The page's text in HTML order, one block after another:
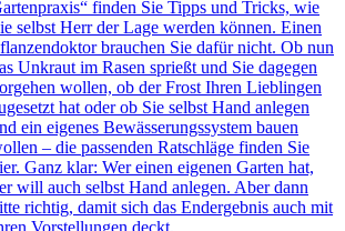
finden Sie Tipps und Tricks, wie
selbst Herr der Lage werden können. Einen
brauchen Sie dafür nicht. Ob nun
Unkraut im Rasen sprießt und Sie dagegen
wollen, ob der Frost Ihren Lieblingen
hat oder ob Sie selbst Hand anlegen
ein eigenes Bewässerungssystem bauen
– die passenden Ratschläge finden Sie
Ganz klar: Wer einen eigenen Garten hat,
will auch selbst Hand anlegen. Aber dann
richtig, damit sich das Endergebnis auch mit
Vorstellungen deckt.